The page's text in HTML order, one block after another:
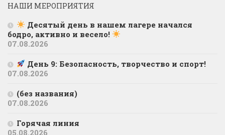
НАШИ МЕРОПРИЯТИЯ
Десятый день в нашем лагере начался
бодро, активно и весело!
07.08.2026
День 9: Безопасность, творчество и спорт!
07.08.2026
(без названия)
07.08.2026
Горячая линия
05.08.2026